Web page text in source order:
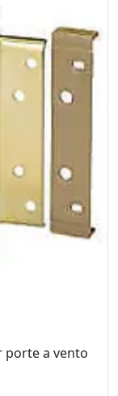
porte a vento